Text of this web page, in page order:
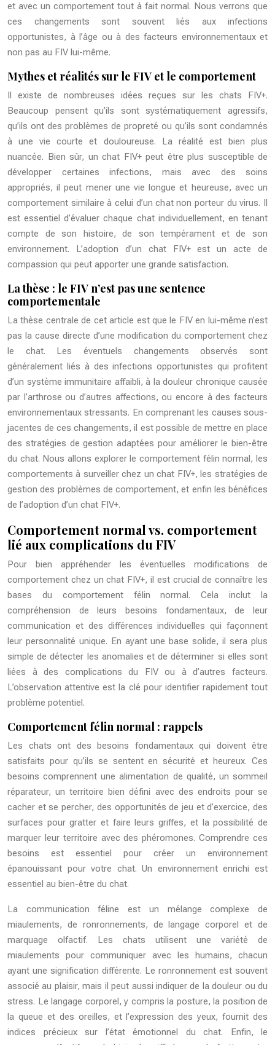
et avec un comportement tout à fait normal. Nous verrons que
ces changements sont souvent liés aux infections
opportunistes, à l’âge ou à des facteurs environnementaux et
non pas au FIV lui-même.
Mythes et réalités sur le FIV et le comportement
Il existe de nombreuses idées reçues sur les chats FIV+.
Beaucoup pensent qu’ils sont systématiquement agressifs,
qu’ils ont des problèmes de propreté ou qu’ils sont condamnés
à une vie courte et douloureuse. La réalité est bien plus
nuancée. Bien sûr, un chat FIV+ peut être plus susceptible de
développer certaines infections, mais avec des soins
appropriés, il peut mener une vie longue et heureuse, avec un
comportement similaire à celui d’un chat non porteur du virus. Il
est essentiel d’évaluer chaque chat individuellement, en tenant
compte de son histoire, de son tempérament et de son
environnement. L’adoption d’un chat FIV+ est un acte de
compassion qui peut apporter une grande satisfaction.
La thèse : le FIV n’est pas une sentence
comportementale
La thèse centrale de cet article est que le FIV en lui-même n’est
pas la cause directe d’une modification du comportement chez
le chat. Les éventuels changements observés sont
généralement liés à des infections opportunistes qui profitent
d’un système immunitaire affaibli, à la douleur chronique causée
par l’arthrose ou d’autres affections, ou encore à des facteurs
environnementaux stressants. En comprenant les causes sous-
jacentes de ces changements, il est possible de mettre en place
des stratégies de gestion adaptées pour améliorer le bien-être
du chat. Nous allons explorer le comportement félin normal, les
comportements à surveiller chez un chat FIV+, les stratégies de
gestion des problèmes de comportement, et enfin les bénéfices
de l’adoption d’un chat FIV+.
Comportement normal vs. comportement
lié aux complications du FIV
Pour bien appréhender les éventuelles modifications de
comportement chez un chat FIV+, il est crucial de connaître les
bases du comportement félin normal. Cela inclut la
compréhension de leurs besoins fondamentaux, de leur
communication et des différences individuelles qui façonnent
leur personnalité unique. En ayant une base solide, il sera plus
simple de détecter les anomalies et de déterminer si elles sont
liées à des complications du FIV ou à d’autres facteurs.
L’observation attentive est la clé pour identifier rapidement tout
problème potentiel.
Comportement félin normal : rappels
Les chats ont des besoins fondamentaux qui doivent être
satisfaits pour qu’ils se sentent en sécurité et heureux. Ces
besoins comprennent une alimentation de qualité, un sommeil
réparateur, un territoire bien défini avec des endroits pour se
cacher et se percher, des opportunités de jeu et d’exercice, des
surfaces pour gratter et faire leurs griffes, et la possibilité de
marquer leur territoire avec des phéromones. Comprendre ces
besoins est essentiel pour créer un environnement
épanouissant pour votre chat. Un environnement enrichi est
essentiel au bien-être du chat.
La communication féline est un mélange complexe de
miaulements, de ronronnements, de langage corporel et de
marquage olfactif. Les chats utilisent une variété de
miaulements pour communiquer avec les humains, chacun
ayant une signification différente. Le ronronnement est souvent
associé au plaisir, mais il peut aussi indiquer de la douleur ou du
stress. Le langage corporel, y compris la posture, la position de
la queue et des oreilles, et l’expression des yeux, fournit des
indices précieux sur l’état émotionnel du chat. Enfin, le